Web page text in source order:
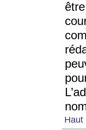
Haut